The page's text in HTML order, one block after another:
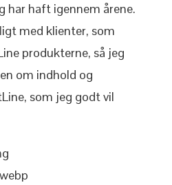
har haft igennem årene.
med klienter, som
produkterne, så jeg
om indhold og
som jeg godt vil